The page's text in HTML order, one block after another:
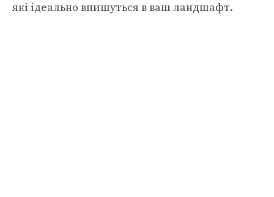
які ідеально впишуться в ваш ландшафт.